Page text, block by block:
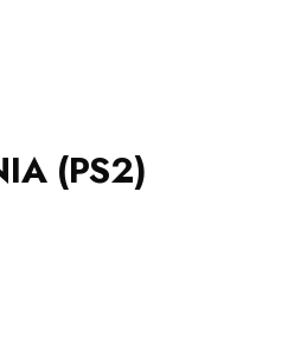
(PS2)